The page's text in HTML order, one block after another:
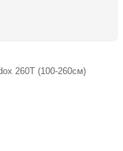
260T (100-260см)